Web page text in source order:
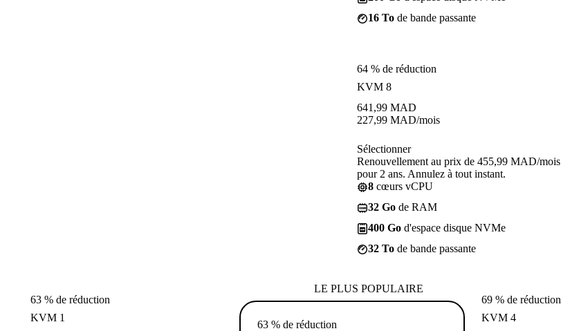
16 To de bande passante
64 % de réduction
KVM 8
641,99 MAD
227,99 MAD/mois
Sélectionner
Renouvellement au prix de 455,99 MAD/mois
pour 2 ans. Annulez à tout instant.
8 cœurs vCPU
32 Go de RAM
400 Go d'espace disque NVMe
32 To de bande passante
63 % de réduction
KVM 1
LE PLUS POPULAIRE
63 % de réduction
69 % de réduction
KVM 4